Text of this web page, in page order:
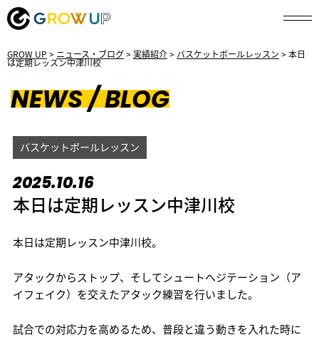
GROW UP > ニュース・ブログ>実績紹介> バスケットボールレッスン >本日
は定期レッスン中津川校
NEWS / BLOG
バスケットボールレッスン
2025.10.16
本日は定期レッスン中津川校
本日は定期レッスン中津川校。
アタックからストップ、そしてシュートヘジテーション（ア
イフェイク）を交えたアタック練習を行いました。
試合での対応力を高めるため、普段と違う動きを入れた時に